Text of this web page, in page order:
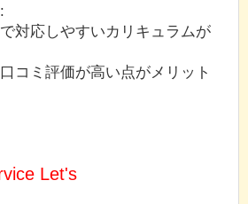
対応しやすいカリキュラムが
コミ評価が高い点がメリット
Let's